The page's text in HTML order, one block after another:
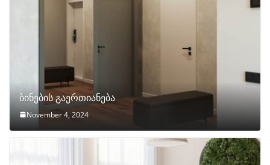
ბინების გაერთიანება
November 4, 2024